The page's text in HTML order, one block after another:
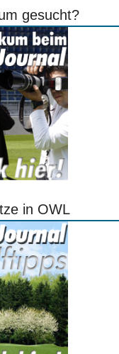
gesucht?
in OWL